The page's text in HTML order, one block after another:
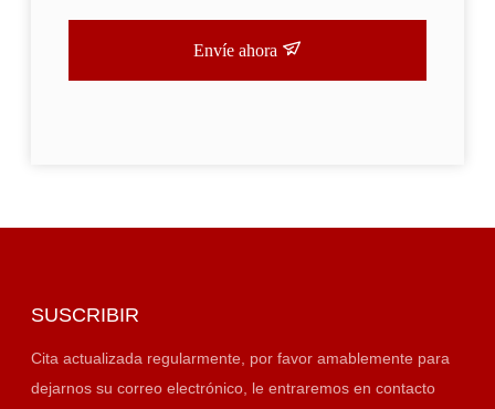
Envíe ahora
SUSCRIBIR
Cita actualizada regularmente, por favor amablemente para
dejarnos su correo electrónico, le entraremos en contacto